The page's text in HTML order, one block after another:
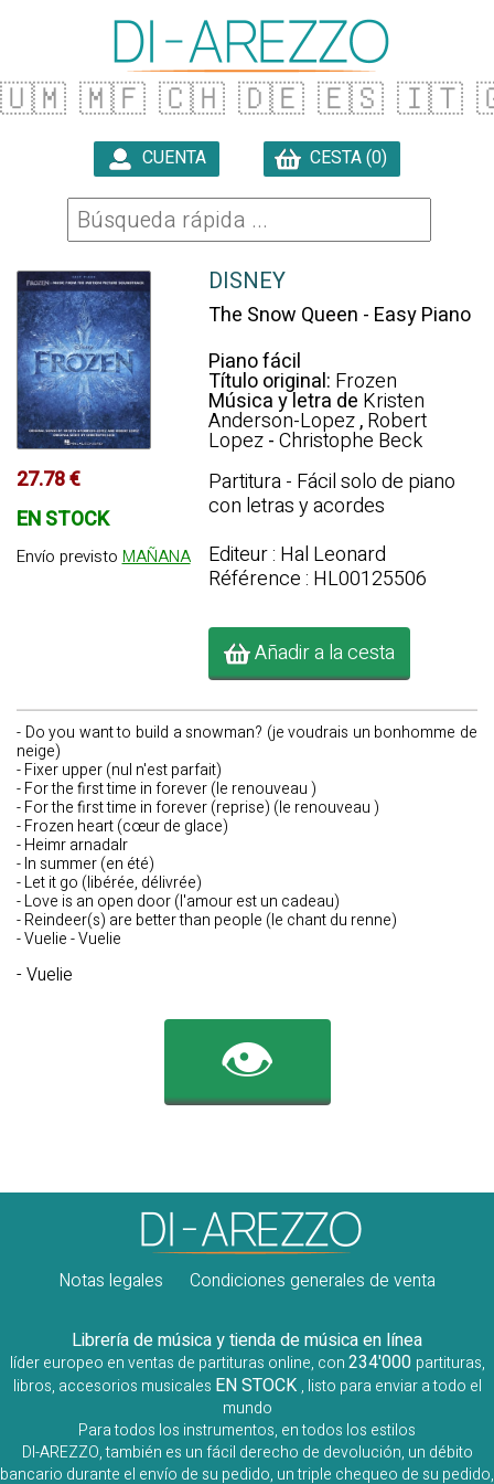
🇺🇲 🇲🇫 🇨🇭 🇩🇪 🇪🇸 🇮🇹
CUENTA CESTA (0)
27.78 €
EN STOCK
Envío previsto MAÑANA
DISNEY
The Snow Queen - Easy Piano
Piano fácil
Título original: Frozen
Música y letra de Kristen
Anderson-Lopez,Robert
Lopez-Christophe Beck
Partitura - Fácil solo de piano
con letras y acordes
Editeur : Hal Leonard
Référence : HL00125506
Añadir a la cesta
- Do you want to build a snowman? (je voudrais un bonhomme de
neige)
- Fixer upper (nul n'est parfait)
- For the first time in forever (le renouveau )
- For the first time in forever (reprise) (le renouveau )
- Frozen heart (cœur de glace)
- Heimr arnadalr
- In summer (en été)
- Let it go (libérée, délivrée)
- Love is an open door (l'amour est un cadeau)
- Reindeer(s) are better than people (le chant du renne)
- Vuelie - Vuelie
- Vuelie
👁️
Notas legales Condiciones generales de venta
Librería de música y tienda de música en línea
líder europeo en ventas de partituras online, con234'000 partituras,
libros, accesorios musicales EN STOCK , listo para enviar a todo el
mundo
Para todos los instrumentos, en todos los estilos
DI-AREZZO, también es un fácil derecho de devolución, un débito
bancario durante el envío de su pedido, un triple chequeo de su pedido,